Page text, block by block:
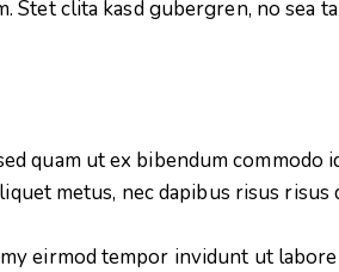
clita kasd gubergren, no sea
quam ut ex bibendum commodo
metus, nec dapibus risus risus
eirmod tempor invidunt ut